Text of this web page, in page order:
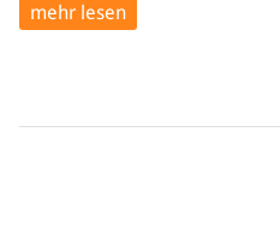
mehr lesen